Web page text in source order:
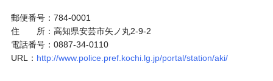
郵便番号：784-0001
住 所：高知県安芸市矢ノ丸2-9-2
電話番号：0887-34-0110
URL： http://www.police.pref.kochi.lg.jp/portal/station/aki/